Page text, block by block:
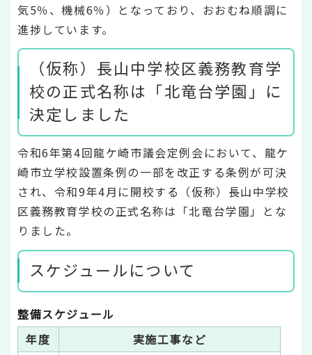
気5％、機械6％）となっており、おおむね順調に
進捗しています。
（仮称）長山中学校区義務教育学
校の正式名称は「北竜台学園」に
決定しました
令和6年第4回龍ケ崎市議会定例会において、龍ケ
崎市立学校設置条例の一部を改正する条例が可決
され、令和9年4月に開校する（仮称）長山中学校
区義務教育学校の正式名称は「北竜台学園」とな
りました。
スケジュールについて
整備スケジュール
年度
実施工事など